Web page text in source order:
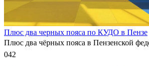
Плюс два черных пояса по КУДО в Пензе
Плюс два чёрных пояса в Пензенской
042